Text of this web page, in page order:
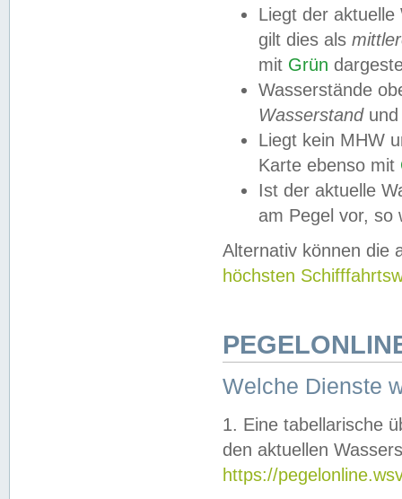
Liegt der
gilt dies als
mit Grün
Wasserstände
Wasserstandund
Liegt kein MHW
Karte ebenso mit
Ist der aktuelle
am Pegel vor,
Alternativ können die
höchsten
Welche Dienste
1. Eine tabellarische
den aktuellen
https://